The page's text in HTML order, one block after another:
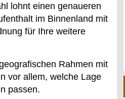
lohnt einen genaueren
im Binnenland mit
für Ihre weitere
Rahmen mit
vor allem, welche Lage
passen.